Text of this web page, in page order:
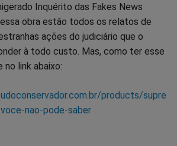
Inquérito das Fakes News
obra estão todos os relatos de
ações do judiciário que o
à todo custo. Mas, como ter esse
no link abaixo:
products/supre
nao-pode-saber